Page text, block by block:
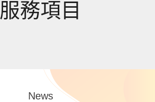
服務項目
News